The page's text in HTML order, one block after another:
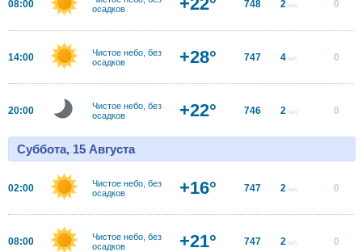
08:00
осадков
748 2 м/с 0
14:00
Чистое небо, без
осадков
+28° 747 4 м/с 0
20:00
Чистое небо, без
осадков
+22° 746 2 м/с 0
Суббота, 15 Августа
02:00
Чистое небо, без
осадков
+16° 747 2 м/с 0
08:00
Чистое небо, без
осадков
+21° 747 2 м/с 0